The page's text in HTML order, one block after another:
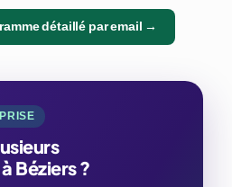
détaillé par email →
Béziers ?